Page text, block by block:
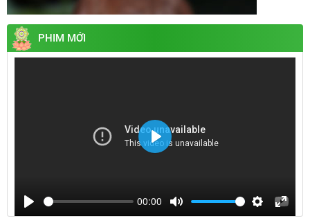
PHIM MỚI
Play
00:00
Mute
SettingsEnter
Play